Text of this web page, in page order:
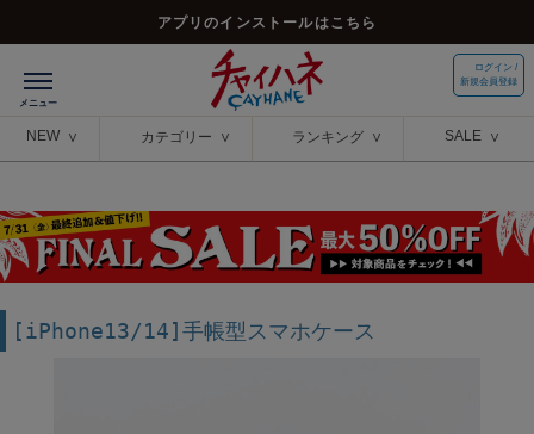
アプリのインストールはこちら
ログイン /
新規会員登録
NEW カテゴリー ランキング SALE
[iPhone13/14]手帳型スマホケース